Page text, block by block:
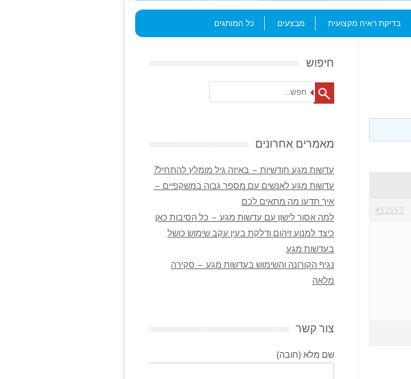
בדיקת ראיה מקצועית מבצעים כל המותגים
#52557
חיפוש
Search
מאמרים אחרונים
עדשות מגע חודשיות – באיזה גיל מומלץ להתחיל?
עדשות מגע לאנשים עם מספר גבוה במשקפיים –
איך תדעו מה מתאים לכם
למה אסור לישון עם עדשות מגע – כל הסיבות כאן
כיצד למנוע זיהום ודלקת בעין עקב שימוש כושל
בעדשות מגע
נגיף הקורונה והשימוש בעדשות מגע – סקירה
מלאה
צור קשר
שם מלא (חובה)